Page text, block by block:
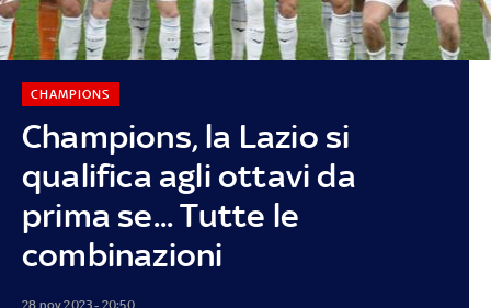
Champions, la Lazio si
qualifica agli ottavi da
prima se... Tutte le
combinazioni
CHAMPIONS
28 nov 2023 - 20:50